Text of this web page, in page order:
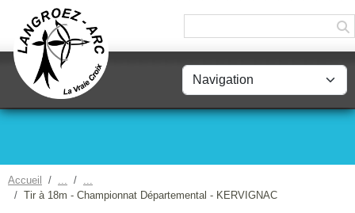
Accueil
Tir à 18m - Championnat Départemental - KERVIGNAC
Panneau de gestion des cookies